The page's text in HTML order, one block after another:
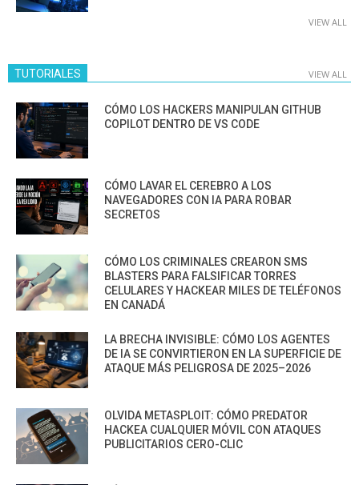
VIEW ALL
TUTORIALES VIEW ALL
CÓMO LOS HACKERS MANIPULAN GITHUB
COPILOT DENTRO DE VS CODE
CÓMO LAVAR EL CEREBRO A LOS
NAVEGADORES CON IA PARA ROBAR
SECRETOS
CÓMO LOS CRIMINALES CREARON SMS
BLASTERS PARA FALSIFICAR TORRES
CELULARES Y HACKEAR MILES DE TELÉFONOS
EN CANADÁ
LA BRECHA INVISIBLE: CÓMO LOS AGENTES
DE IA SE CONVIRTIERON EN LA SUPERFICIE DE
ATAQUE MÁS PELIGROSA DE 2025–2026
OLVIDA METASPLOIT: CÓMO PREDATOR
HACKEA CUALQUIER MÓVIL CON ATAQUES
PUBLICITARIOS CERO-CLIC